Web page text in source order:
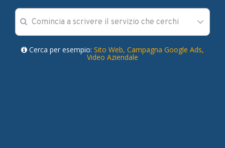
Cerca per esempio: Sito Web, Campagna Google Ads,
Video Aziendale